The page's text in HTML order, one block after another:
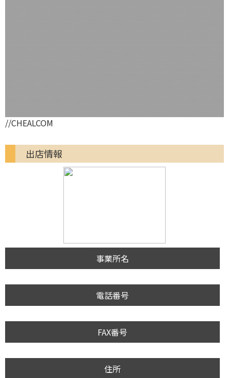
//CHEALCOM
出店情報
事業所名
電話番号
FAX番号
住所